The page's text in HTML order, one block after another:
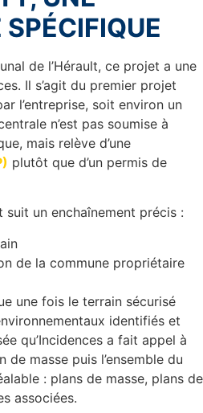
SPÉCIFIQUE
de l’Hérault, ce projet a une
Il s’agit du premier projet
l’entreprise, soit environ un
n’est pas soumise à
mais relève d’une
plutôt que d’un permis de
suit un enchaînement précis :
de la commune propriétaire
une fois le terrain sécurisé
identifiés et
qu’Incidences a fait appel à
masse puis l’ensemble du
: plans de masse, plans de
associées.